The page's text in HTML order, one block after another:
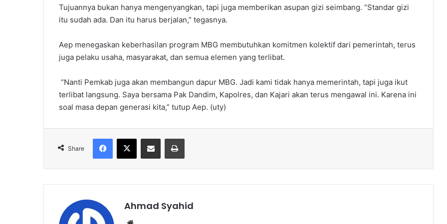
Tujuannya bukan hanya mengenyangkan, tapi juga memberikan asupan gizi seimbang. “Standar gizi
itu sudah ada. Dan itu harus berjalan,” tegasnya.
Aep menegaskan keberhasilan program MBG membutuhkan komitmen kolektif dari pemerintah, terus
juga pelaku usaha, masyarakat, dan semua elemen yang terlibat.
“Nanti Pemkab juga akan membangun dapur MBG. Jadi kami tidak hanya memerintah, tapi juga ikut
terlibat langsung. Saya bersama Pak Dandim, Kapolres, dan Kajari akan terus mengawal ini. Karena ini
soal masa depan generasi kita,” tutup Aep. (uty)
Share
Facebook
X Share via Email Print
Ahmad Syahid